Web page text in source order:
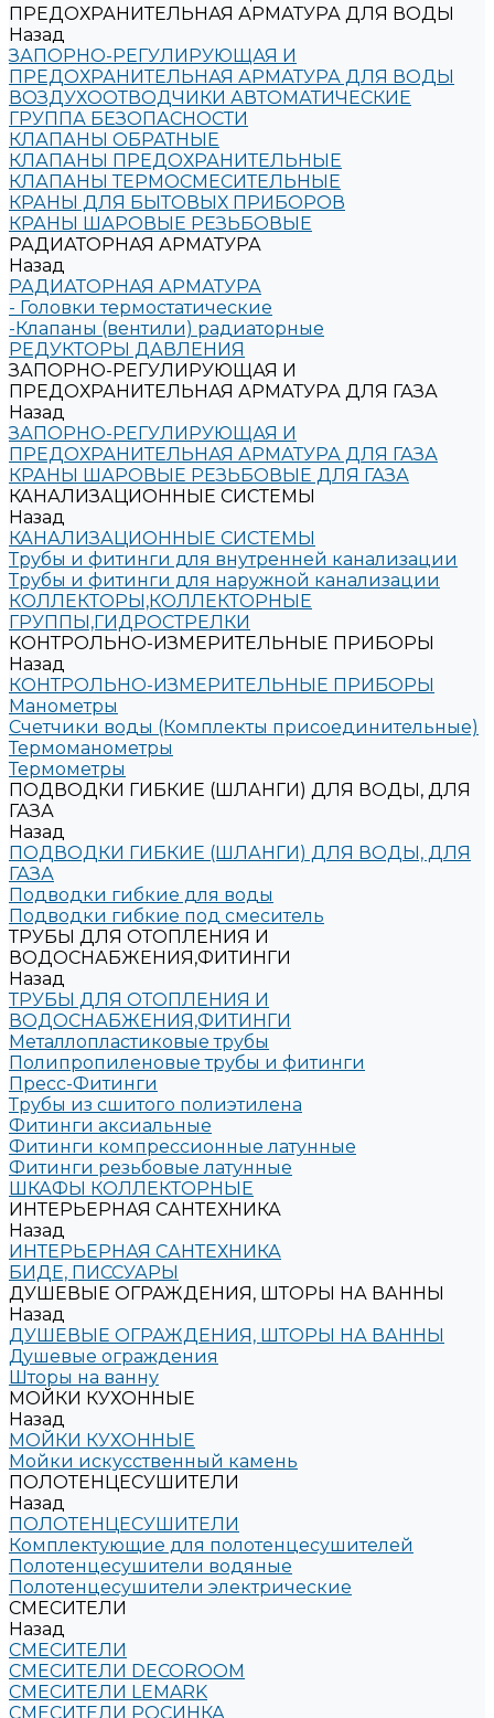
ПРЕДОХРАНИТЕЛЬНАЯ АРМАТУРА ДЛЯ ВОДЫ
Назад
ЗАПОРНО-РЕГУЛИРУЮЩАЯ И
ПРЕДОХРАНИТЕЛЬНАЯ АРМАТУРА ДЛЯ ВОДЫ
ВОЗДУХООТВОДЧИКИ АВТОМАТИЧЕСКИЕ
ГРУППА БЕЗОПАСНОСТИ
КЛАПАНЫ ОБРАТНЫЕ
КЛАПАНЫ ПРЕДОХРАНИТЕЛЬНЫЕ
КЛАПАНЫ ТЕРМОСМЕСИТЕЛЬНЫЕ
КРАНЫ ДЛЯ БЫТОВЫХ ПРИБОРОВ
КРАНЫ ШАРОВЫЕ РЕЗЬБОВЫЕ
РАДИАТОРНАЯ АРМАТУРА
Назад
РАДИАТОРНАЯ АРМАТУРА
- Головки термостатические
-Клапаны (вентили) радиаторные
РЕДУКТОРЫ ДАВЛЕНИЯ
ЗАПОРНО-РЕГУЛИРУЮЩАЯ И
ПРЕДОХРАНИТЕЛЬНАЯ АРМАТУРА ДЛЯ ГАЗА
Назад
ЗАПОРНО-РЕГУЛИРУЮЩАЯ И
ПРЕДОХРАНИТЕЛЬНАЯ АРМАТУРА ДЛЯ ГАЗА
КРАНЫ ШАРОВЫЕ РЕЗЬБОВЫЕ ДЛЯ ГАЗА
КАНАЛИЗАЦИОННЫЕ СИСТЕМЫ
Назад
КАНАЛИЗАЦИОННЫЕ СИСТЕМЫ
Трубы и фитинги для внутренней канализации
Трубы и фитинги для наружной канализации
КОЛЛЕКТОРЫ,КОЛЛЕКТОРНЫЕ
ГРУППЫ,ГИДРОСТРЕЛКИ
КОНТРОЛЬНО-ИЗМЕРИТЕЛЬНЫЕ ПРИБОРЫ
Назад
КОНТРОЛЬНО-ИЗМЕРИТЕЛЬНЫЕ ПРИБОРЫ
Манометры
Счетчики воды (Комплекты присоединительные)
Термоманометры
Термометры
ПОДВОДКИ ГИБКИЕ (ШЛАНГИ) ДЛЯ ВОДЫ, ДЛЯ
ГАЗА
Назад
ПОДВОДКИ ГИБКИЕ (ШЛАНГИ) ДЛЯ ВОДЫ, ДЛЯ
ГАЗА
Подводки гибкие для воды
Подводки гибкие под смеситель
ТРУБЫ ДЛЯ ОТОПЛЕНИЯ И
ВОДОСНАБЖЕНИЯ,ФИТИНГИ
Назад
ТРУБЫ ДЛЯ ОТОПЛЕНИЯ И
ВОДОСНАБЖЕНИЯ,ФИТИНГИ
Металлопластиковые трубы
Полипропиленовые трубы и фитинги
Пресс-Фитинги
Трубы из сшитого полиэтилена
Фитинги аксиальные
Фитинги компрессионные латунные
Фитинги резьбовые латунные
ШКАФЫ КОЛЛЕКТОРНЫЕ
ИНТЕРЬЕРНАЯ САНТЕХНИКА
Назад
ИНТЕРЬЕРНАЯ САНТЕХНИКА
БИДЕ, ПИССУАРЫ
ДУШЕВЫЕ ОГРАЖДЕНИЯ, ШТОРЫ НА ВАННЫ
Назад
ДУШЕВЫЕ ОГРАЖДЕНИЯ, ШТОРЫ НА ВАННЫ
Душевые ограждения
Шторы на ванну
МОЙКИ КУХОННЫЕ
Назад
МОЙКИ КУХОННЫЕ
Мойки искусственный камень
ПОЛОТЕНЦЕСУШИТЕЛИ
Назад
ПОЛОТЕНЦЕСУШИТЕЛИ
Комплектующие для полотенцесушителей
Полотенцесушители водяные
Полотенцесушители электрические
СМЕСИТЕЛИ
Назад
СМЕСИТЕЛИ
СМЕСИТЕЛИ DECOROOM
СМЕСИТЕЛИ LEMARK
СМЕСИТЕЛИ РОСИНКА